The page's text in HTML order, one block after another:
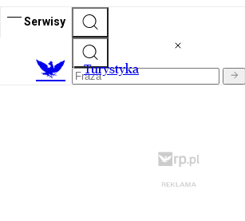
Serwisy
Turystyka